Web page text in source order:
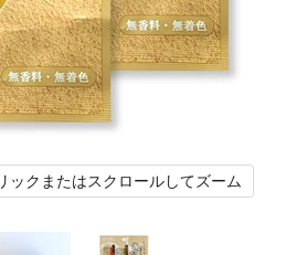
ックまたはスクロールしてズーム